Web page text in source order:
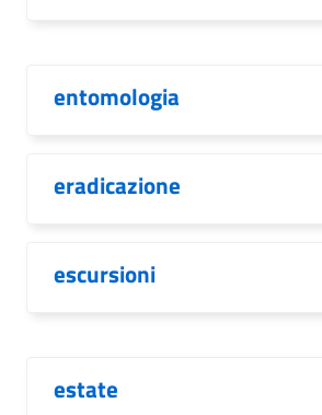
entomologia
eradicazione
escursioni
estate